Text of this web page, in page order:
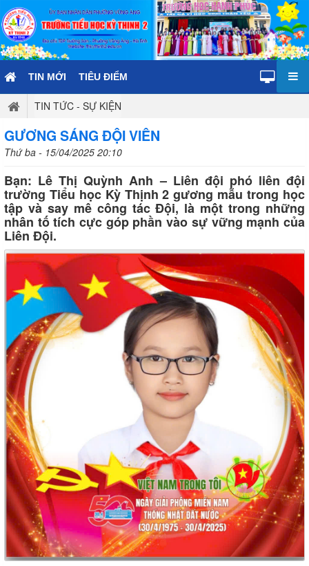
TIN MỚI TIÊU ĐIỂM
TIN TỨC - SỰ KIỆN
GƯƠNG SÁNG ĐỘI VIÊN
Thứ ba - 15/04/2025 20:10
Bạn: Lê Thị Quỳnh Anh – Liên đội phó liên đội
trường Tiểu học Kỳ Thịnh 2 gương mẫu trong học
tập và say mê công tác Đội, là một trong những
nhân tố tích cực góp phần vào sự vững mạnh của
Liên Đội.